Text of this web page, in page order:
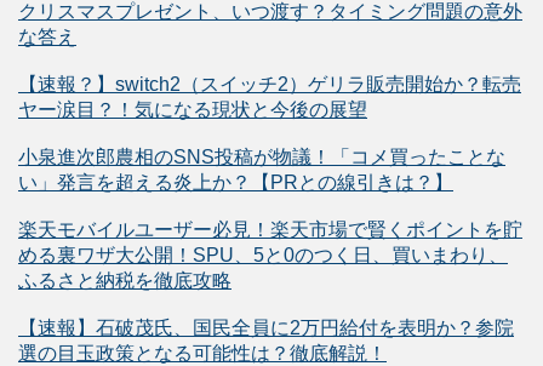
クリスマスプレゼント、いつ渡す？タイミング問題の意外
な答え
【速報？】switch2（スイッチ2）ゲリラ販売開始か？転売
ヤー涙目？！気になる現状と今後の展望
小泉進次郎農相のSNS投稿が物議！「コメ買ったことな
い」発言を超える炎上か？【PRとの線引きは？】
楽天モバイルユーザー必見！楽天市場で賢くポイントを貯
める裏ワザ大公開！SPU、5と0のつく日、買いまわり、
ふるさと納税を徹底攻略
【速報】石破茂氏、国民全員に2万円給付を表明か？参院
選の目玉政策となる可能性は？徹底解説！